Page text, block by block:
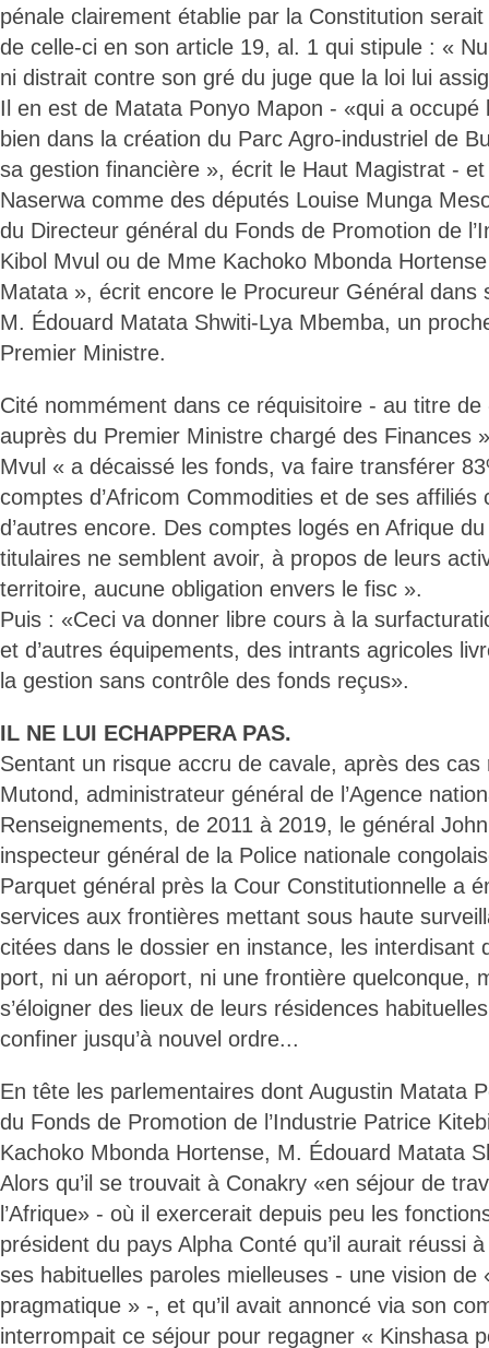
pénale clairement établie par la Constitution
de celle-ci en son article 19, al. 1 qui stipule : «
ni distrait contre son gré du juge que la loi lui
Il en est de Matata Ponyo Mapon - «qui a occupé
bien dans la création du Parc Agro-industriel de
sa gestion financière », écrit le Haut Magistrat -
Naserwa comme des députés Louise Munga
du Directeur général du Fonds de Promotion de
Kibol Mvul ou de Mme Kachoko Mbonda
Matata », écrit encore le Procureur Général dans
M. Édouard Matata Shwiti-Lya Mbemba, un
Premier Ministre.
Cité nommément dans ce réquisitoire - au titre de
auprès du Premier Ministre chargé des Finances
Mvul « a décaissé les fonds, va faire transférer
comptes d’Africom Commodities et de ses affiliés
d’autres encore. Des comptes logés en Afrique
titulaires ne semblent avoir, à propos de leurs
territoire, aucune obligation envers le fisc ».
Puis : «Ceci va donner libre cours à la
et d’autres équipements, des intrants agricoles
la gestion sans contrôle des fonds reçus».
IL NE LUI ECHAPPERA PAS.
Sentant un risque accru de cavale, après des cas
Mutond, administrateur général de l’Agence
Renseignements, de 2011 à 2019, le général
inspecteur général de la Police nationale
Parquet général près la Cour Constitutionnelle a
services aux frontières mettant sous haute
citées dans le dossier en instance, les interdisant
port, ni un aéroport, ni une frontière quelconque,
s’éloigner des lieux de leurs résidences
confiner jusqu’à nouvel ordre...
En tête les parlementaires dont Augustin Matata
du Fonds de Promotion de l’Industrie Patrice
Kachoko Mbonda Hortense, M. Édouard Matata
Alors qu’il se trouvait à Conakry «en séjour de
l’Afrique» - où il exercerait depuis peu les
président du pays Alpha Conté qu’il aurait réussi
ses habituelles paroles mielleuses - une vision de
pragmatique » -, et qu’il avait annoncé via son
interrompait ce séjour pour regagner « Kinshasa